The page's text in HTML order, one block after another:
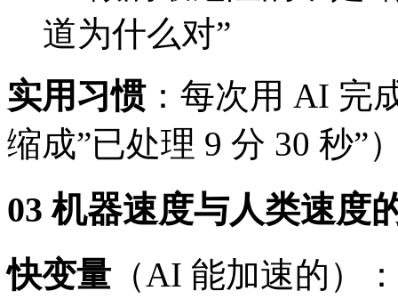
道为什么对”
实用习惯：每次用 AI 完
缩成”已处理 9 分 30 秒”
03 机器速度与人类速度
快变量 （AI 能加速的）：